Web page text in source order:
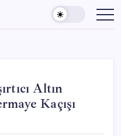
Altın
Kaçışı